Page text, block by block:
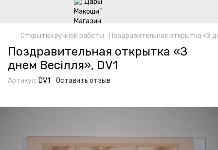
Открытки ручной работы Поздравительная открытка «З
Поздравительная открытка «З
днем Весілля», DV1
Артикул: DV1 Оставить отзыв